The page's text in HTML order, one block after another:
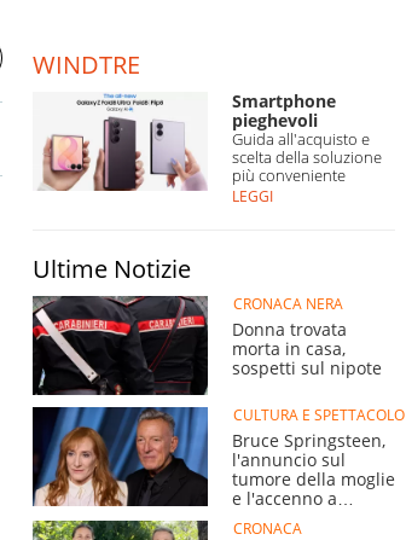
WINDTRE
Smartphone
pieghevoli
Guida all'acquisto e
scelta della soluzione
più conveniente
LEGGI
Ultime Notizie
CRONACA NERA
Donna trovata
morta in casa,
sospetti sul nipote
CULTURA E SPETTACOLO
Bruce Springsteen,
l'annuncio sul
tumore della moglie
e l'accenno a
Trump
CRONACA